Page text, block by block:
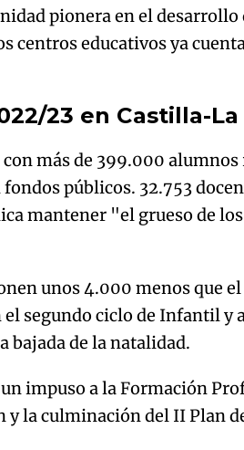
pionera en el desarrollo
centros educativos ya
23 en Castilla-
más de 399.000
públicos. 32.753
mantener "el grueso de
unos 4.000 menos que
el segundo ciclo de Infantil y
bajada de la natalidad.
un impuso a la Formación
y la culminación del II Plan